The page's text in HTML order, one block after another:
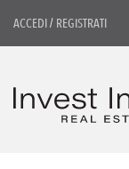
ACCEDI/ REGISTRATI